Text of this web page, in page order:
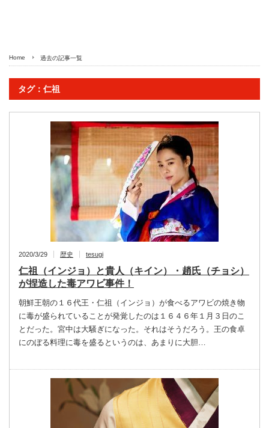
Home 過去の記事一覧
タグ：仁祖
2020/3/29 歴史 tesugi
仁祖（インジョ）と貴人（キイン）・趙氏（チョシ）
が捏造した毒アワビ事件！
朝鮮王朝の１６代王・仁祖（インジョ）が食べるアワビの焼き物
に毒が盛られていることが発覚したのは１６４６年１月３日のこ
とだった。宮中は大騒ぎになった。それはそうだろう。王の食卓
にのぼる料理に毒を盛るというのは、あまりに大胆…